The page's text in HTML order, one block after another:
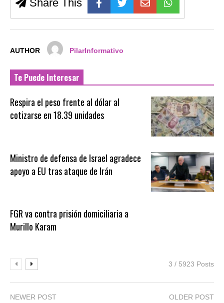
Share This
AUTHOR PilarInformativo
Te Puede Interesar
Respira el peso frente al dólar al
cotizarse en 18.39 unidades
Ministro de defensa de Israel agradece
apoyo a EU tras ataque de Irán
FGR va contra prisión domiciliaria a
Murillo Karam
3 / 5923 Posts
NEWER POST OLDER POST